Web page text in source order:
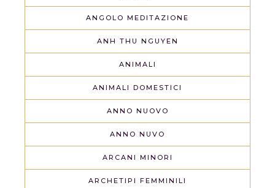
ANGOLO MEDITAZIONE
ANH THU NGUYEN
ANIMALI
ANIMALI DOMESTICI
ANNO NUOVO
ANNO NUVO
ARCANI MINORI
ARCHETIPI FEMMINILI